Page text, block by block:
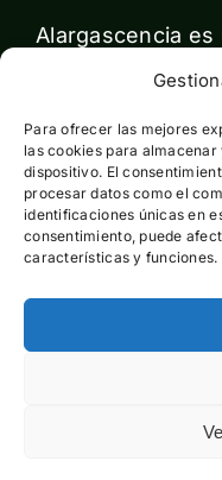
Para ofrecer las mejores
las cookies para
dispositivo. El
procesar datos como el
identificaciones únicas en
consentimiento, puede
características y funciones.
Alargascencia es
Con el apoyo de:
Esta actividad ha sido